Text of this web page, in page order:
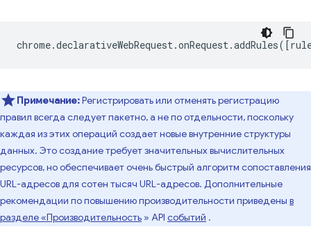
chrome.declarativeWebRequest.onRequest.addRules([
Примечание:Регистрировать или отменять регистрацию
правил всегда следует пакетно, а не по отдельности, поскольку
каждая из этих операций создает новые внутренние структуры
данных. Это создание требует значительных вычислительных
ресурсов, но обеспечивает очень быстрый алгоритм сопоставления
URL-адресов для сотен тысяч URL-адресов. Дополнительные
рекомендации по повышению производительности приведены в
разделе «Производительность » API событий .